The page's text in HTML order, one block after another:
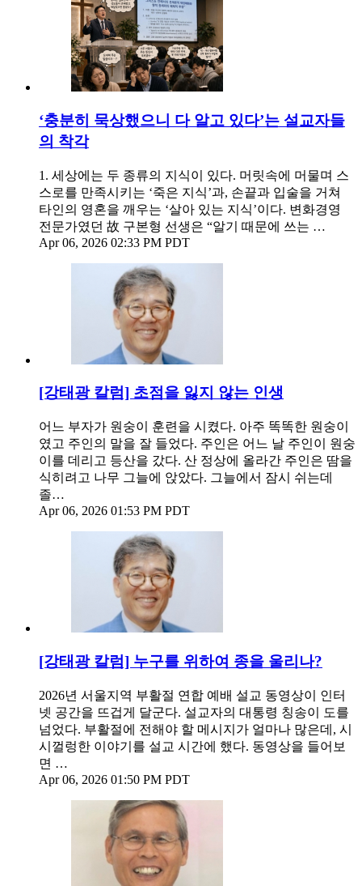
‘충분히 묵상했으니 다 알고 있다’는 설교자들
의 착각
1. 세상에는 두 종류의 지식이 있다. 머릿속에 머물며 스
스로를 만족시키는 ‘죽은 지식’과, 손끝과 입술을 거쳐
타인의 영혼을 깨우는 ‘살아 있는 지식’이다. 변화경영
전문가였던 故 구본형 선생은 “알기 때문에 쓰는 …
Apr 06, 2026 02:33 PM PDT
[강태광 칼럼] 초점을 잃지 않는 인생
어느 부자가 원숭이 훈련을 시켰다. 아주 똑똑한 원숭이
였고 주인의 말을 잘 들었다. 주인은 어느 날 주인이 원숭
이를 데리고 등산을 갔다. 산 정상에 올라간 주인은 땀을
식히려고 나무 그늘에 앉았다. 그늘에서 잠시 쉬는데
졸…
Apr 06, 2026 01:53 PM PDT
[강태광 칼럼] 누구를 위하여 종을 울리나?
2026년 서울지역 부활절 연합 예배 설교 동영상이 인터
넷 공간을 뜨겁게 달군다. 설교자의 대통령 칭송이 도를
넘었다. 부활절에 전해야 할 메시지가 얼마나 많은데, 시
시껄렁한 이야기를 설교 시간에 했다. 동영상을 들어보
면 …
Apr 06, 2026 01:50 PM PDT